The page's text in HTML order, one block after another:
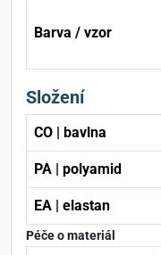
Barva / vzor
Složení
CO | bavlna
PA | polyamid
EA | elastan
Péče o materiál